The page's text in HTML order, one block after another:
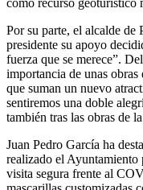
Por su parte, el alcalde
presidente su apoyo
fuerza que se merece”.
importancia de unas
que suman un nuevo
sentiremos una doble
también tras las obras de
Juan Pedro García ha
realizado el Ayuntamiento
visita segura frente al